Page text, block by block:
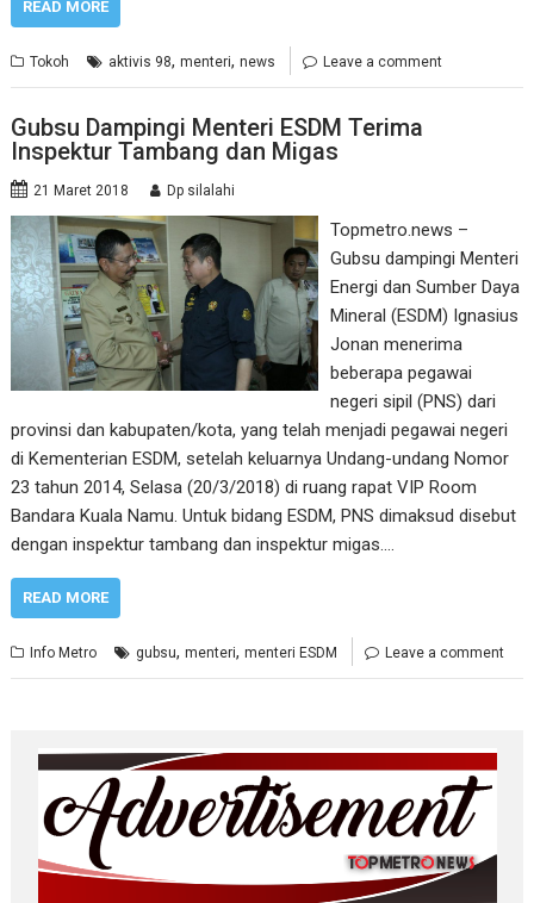
READ MORE
Tokoh aktivis 98,menteri,news Leave a comment
Gubsu Dampingi Menteri ESDM Terima
Inspektur Tambang dan Migas
21 Maret 2018 Dp silalahi
Topmetro.news –
Gubsu dampingi Menteri
Energi dan Sumber Daya
Mineral (ESDM) Ignasius
Jonan menerima
beberapa pegawai
negeri sipil (PNS) dari
provinsi dan kabupaten/kota, yang telah menjadi pegawai negeri
di Kementerian ESDM, setelah keluarnya Undang-undang Nomor
23 tahun 2014, Selasa (20/3/2018) di ruang rapat VIP Room
Bandara Kuala Namu. Untuk bidang ESDM, PNS dimaksud disebut
dengan inspektur tambang dan inspektur migas.…
READ MORE
Info Metro gubsu,menteri,menteri ESDM Leave a comment